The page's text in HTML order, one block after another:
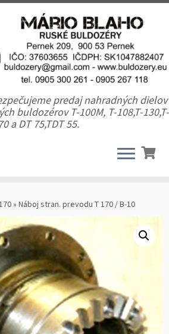
predaj nahradných dielov
buldozérov T-100M, T-108,T-130,T-
a DT 75,TDT 55.
» Náboj stran. prevodu T 170 / B-10